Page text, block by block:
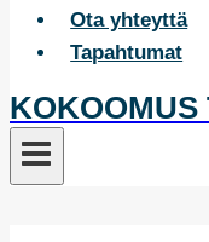
Ota yhteyttä
Tapahtumat
KOKOOMUS